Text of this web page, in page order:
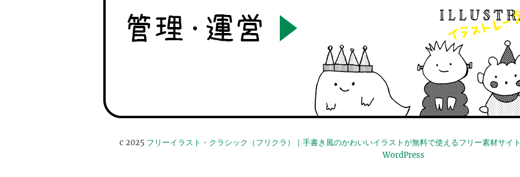
c 2025 フリーイラスト・クラシック（フリクラ）｜手書き風のかわいいイラストが無料で使えるフリー素材サイト
WordPress